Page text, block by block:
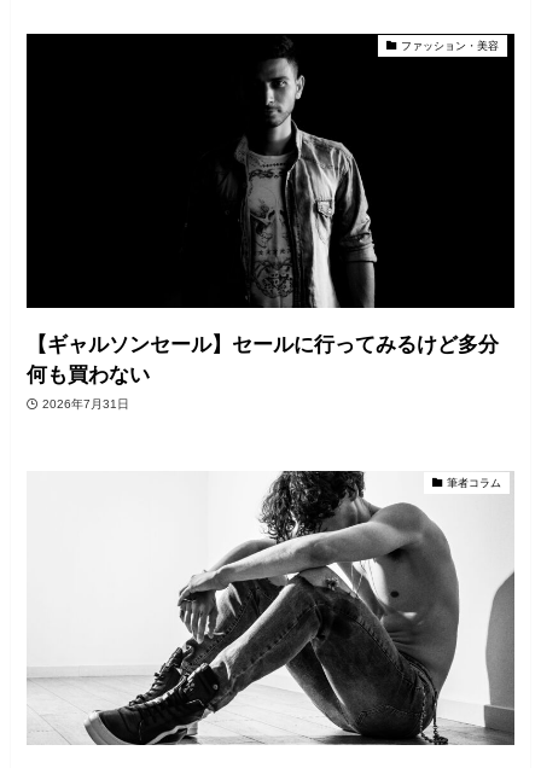
ファッション・美容
【ギャルソンセール】セールに行ってみるけど多分
何も買わない
2026年7月31日
筆者コラム